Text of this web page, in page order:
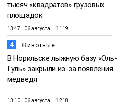
тысяч «квадратов» грузовых
площадок
13:47 06 августа 119
4 Животные
В Норильске лыжную базу «Оль-
Гуль» закрыли из-за появления
медведя
13:10 06 августа 218